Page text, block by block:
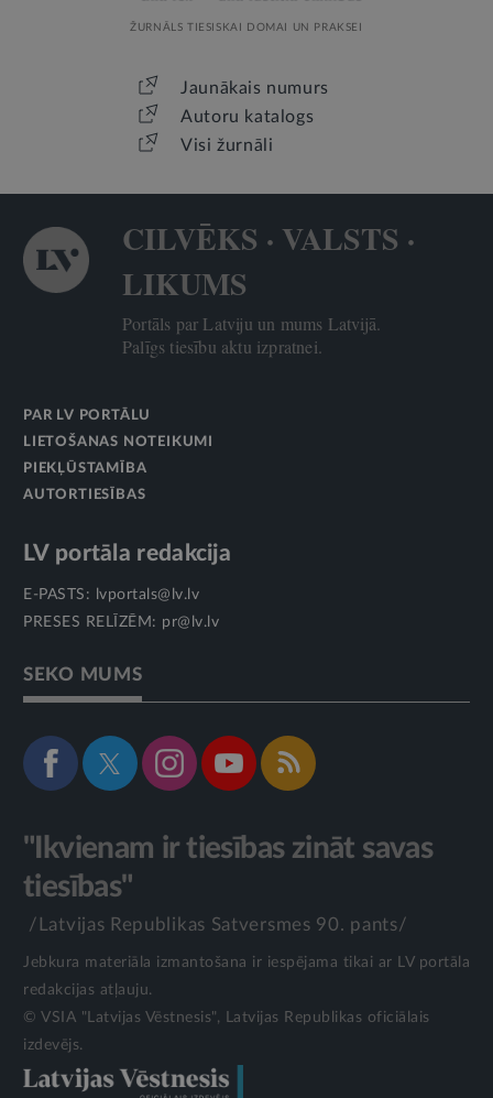
ŽURNĀLS TIESISKAI DOMAI UN PRAKSEI
Jaunākais numurs
Autoru katalogs
Visi žurnāli
CILVĒKS · VALSTS ·
LIKUMS
Portāls par Latviju un mums Latvijā.
Palīgs tiesību aktu izpratnei.
PAR LV PORTĀLU
LIETOŠANAS NOTEIKUMI
PIEKĻŪSTAMĪBA
AUTORTIESĪBAS
LV portāla redakcija
E-PASTS:
lvportals@lv.lv
PRESES RELĪZĒM: pr@lv.lv
SEKO MUMS
"Ikvienam ir tiesības zināt savas
tiesības"
/Latvijas Republikas Satversmes 90. pants/
Jebkura materiāla izmantošana ir iespējama tikai ar LV portāla
redakcijas atļauju.
© VSIA "Latvijas Vēstnesis", Latvijas Republikas oficiālais
izdevējs.